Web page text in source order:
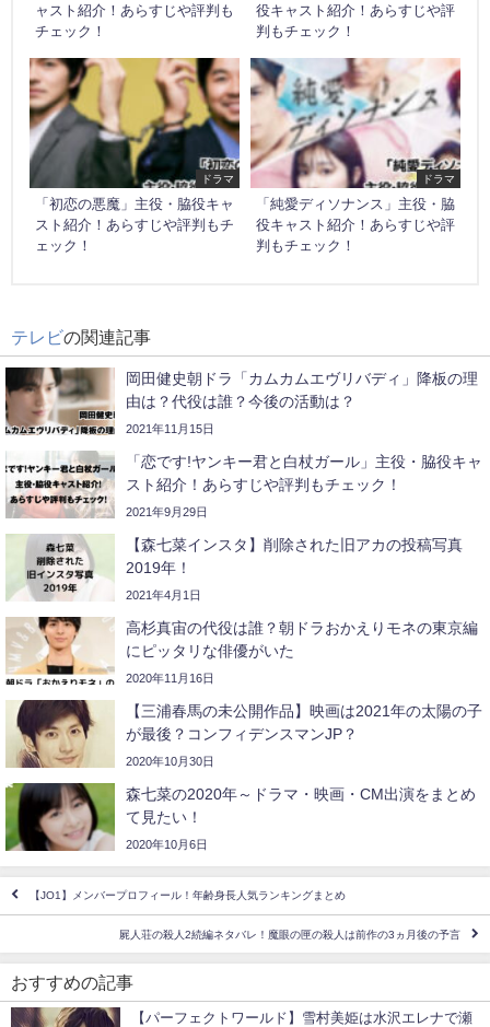
ャスト紹介！あらすじや評判も
チェック！
役キャスト紹介！あらすじや評
判もチェック！
ドラマ
「初恋の悪魔」主役・脇役キャ
スト紹介！あらすじや評判もチ
ェック！
ドラマ
「純愛ディソナンス」主役・脇
役キャスト紹介！あらすじや評
判もチェック！
テレビの関連記事
岡田健史朝ドラ「カムカムエヴリバディ」降板の理
由は？代役は誰？今後の活動は？
2021年11月15日
「恋です!ヤンキー君と白杖ガール」主役・脇役キャ
スト紹介！あらすじや評判もチェック！
2021年9月29日
【森七菜インスタ】削除された旧アカの投稿写真
2019年！
2021年4月1日
高杉真宙の代役は誰？朝ドラおかえりモネの東京編
にピッタリな俳優がいた
2020年11月16日
【三浦春馬の未公開作品】映画は2021年の太陽の子
が最後？コンフィデンスマンJP？
2020年10月30日
森七菜の2020年～ドラマ・映画・CM出演をまとめ
て見たい！
2020年10月6日
【JO1】メンバープロフィール！年齢身長人気ランキングまとめ
屍人荘の殺人2続編ネタバレ！魔眼の匣の殺人は前作の3ヵ月後の予言
おすすめの記事
【パーフェクトワールド】雪村美姫は水沢エレナで瀬